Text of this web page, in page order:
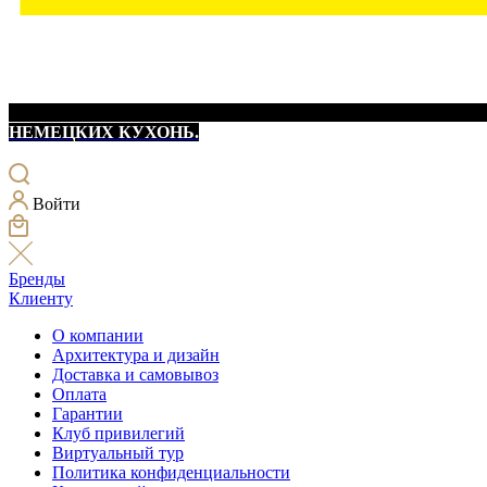
НЕМЕЦКИХ КУХОНЬ.
Войти
Бренды
Клиенту
О компании
Архитектура и дизайн
Доставка и самовывоз
Оплата
Гарантии
Клуб привилегий
Виртуальный тур
Политика конфиденциальности